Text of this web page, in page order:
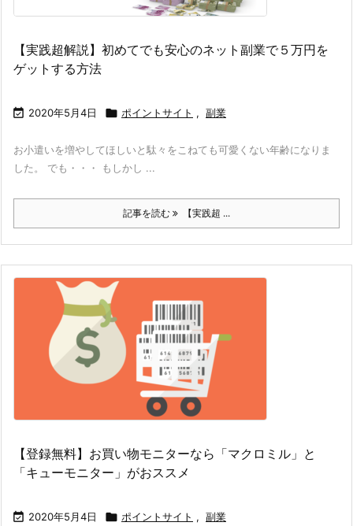
【実践超解説】初めてでも安心のネット副業で５万円を
ゲットする方法
 2020年5月4日  ポイントサイト , 副業
お小遣いを増やしてほしいと駄々をこねても可愛くない年齢になりま
した。 でも・・・ もしかし ...
記事を読む 【実践超 ...
【登録無料】お買い物モニターなら「マクロミル」と
「キューモニター」がおススメ
 2020年5月4日  ポイントサイト , 副業